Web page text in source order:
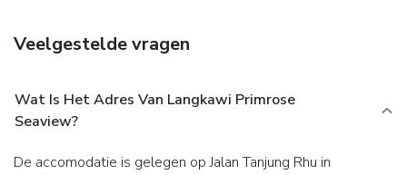
Veelgestelde vragen
Wat Is Het Adres Van Langkawi Primrose
Seaview?
De accomodatie is gelegen op Jalan Tanjung Rhu in